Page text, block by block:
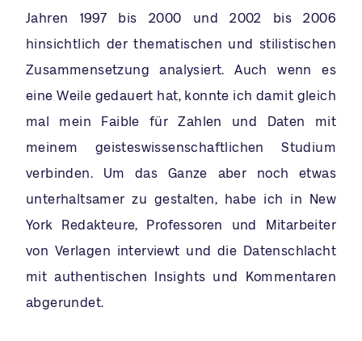
Jahren 1997 bis 2000 und 2002 bis 2006
hinsichtlich der thematischen und stilistischen
Zusammensetzung analysiert. Auch wenn es
eine Weile gedauert hat, konnte ich damit gleich
mal mein Faible für Zahlen und Daten mit
meinem geisteswissenschaftlichen Studium
verbinden. Um das Ganze aber noch etwas
unterhaltsamer zu gestalten, habe ich in New
York Redakteure, Professoren und Mitarbeiter
von Verlagen interviewt und die Datenschlacht
mit authentischen Insights und Kommentaren
abgerundet.